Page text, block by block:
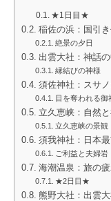
★1日目★
稲佐の浜：国引
絶景の夕日
出雲大社：神話
縁結びの神様
須佐神社：スサ
目を奪われる御
立久恵峡：自然
立久恵峡の景観
須我神社：日本
ご利益と夫婦岩
海潮温泉：旅の
★2日目★
熊野大社：出雲